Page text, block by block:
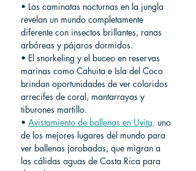
• Las caminatas nocturnas en la jungla
revelan un mundo completamente
diferente con insectos brillantes, ranas
arbóreas y pájaros dormidos.
• El snorkeling y el buceo en reservas
marinas como Cahuita e Isla del Coco
brindan oportunidades de ver coloridos
arrecifes de coral, mantarrayas y
tiburones martillo.
• Avistamiento de ballenas en Uvita, uno
de los mejores lugares del mundo para
ver ballenas jorobadas, que migran a
las cálidas aguas de Costa Rica para